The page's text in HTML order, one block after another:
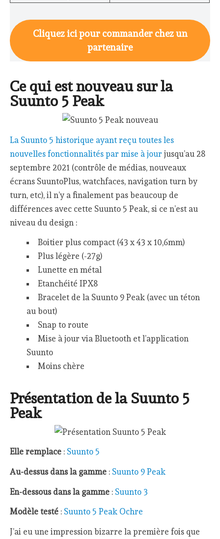
Cliquez ici pour commander chez un
partenaire
Ce qui est nouveau sur la
Suunto 5 Peak
La Suunto 5 historique ayant reçu toutes les
nouvelles fonctionnalités par mise à jour jusqu’au 28
septembre 2021 (contrôle de médias, nouveaux
écrans SuuntoPlus, watchfaces, navigation turn by
turn, etc), il n’y a finalement pas beaucoup de
différences avec cette Suunto 5 Peak, si ce n’est au
niveau du design :
Boitier plus compact (43 x 43 x 10,6mm)
Plus légère (-27g)
Lunette en métal
Etanchéité IPX8
Bracelet de la Suunto 9 Peak (avec un téton
au bout)
Snap to route
Mise à jour via Bluetooth et l’application
Suunto
Moins chère
Présentation de la Suunto 5
Peak
Elle remplace : Suunto 5
Au-dessus dans la gamme : Suunto 9 Peak
En-dessous dans la gamme : Suunto 3
Modèle testé : Suunto 5 Peak Ochre
J’ai eu une impression bizarre la première fois que